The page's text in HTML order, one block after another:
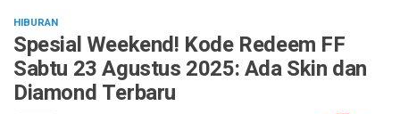
HIBURAN
Spesial Weekend! Kode Redeem FF
Sabtu 23 Agustus 2025: Ada Skin dan
Diamond Terbaru